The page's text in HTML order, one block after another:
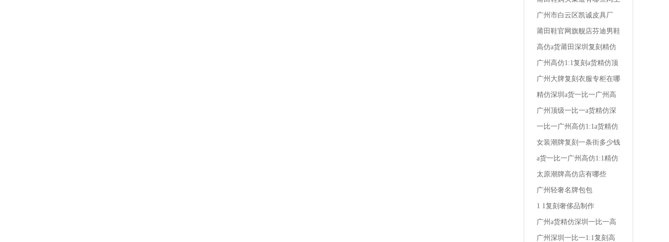
买的鞋是假皮
广州市白云区凯诚皮具厂
莆田鞋官网旗舰店芬迪男鞋
尺码在哪买便宜
高仿a货莆田深圳复刻精仿
一比一广州1:1男装秋季商
务衬衫
广州高仿1:1复刻a货精仿顶
级一比一阿玛尼男装全国专
柜地址
广州大牌复刻衣服专柜在哪
里啊
精仿深圳a货一比一广州高
仿1:1复刻小孩外套男装仿
棉布好吗
广州顶级一比一a货精仿深
圳复刻高仿1:1兰轩精品男
装
一比一广州高仿1:1a货精仿
深圳复刻男装冬裤高端
女装潮牌复刻一条街多少钱
一套衣服
a货一比一广州高仿1:1精仿
深圳复刻达兰特高档男装
太原潮牌高仿店有哪些
广州轻奢名牌包包
1 1复刻奢侈品制作
广州a货精仿深圳一比一高
仿1:1复刻潮牌男装卡其
广州深圳一比一1:1复刻高